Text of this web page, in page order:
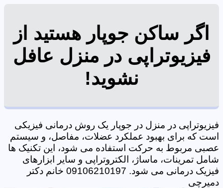
اگر ساکن جوپار هستید از
فیزیوتراپی در منزل عافل
نشوید!
فیزیوتراپی در منزل در جوپار یک روش درمانی فیزیکی
است که برای بهبود عملکرد عضلات، مفاصل، و سیستم
عصبی مربوط به حرکت استفاده می شود، این تکنیک ها
شامل تمرینات، ماساژ، الکتروتراپی و سایر ابزارهای
فیزیک درمانی می شود. 09106210197 خانم دکتر
دمیرچی